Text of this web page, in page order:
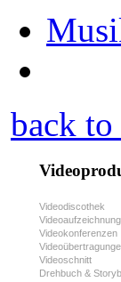
back to
Videodiscothek
Videokonferenzen
Videoschnitt
Drehbuch &